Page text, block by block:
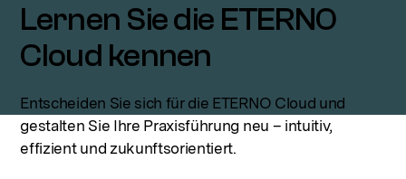
Lernen Sie die ETERNO
Cloud kennen
Entscheiden Sie sich für die ETERNO Cloud und
gestalten Sie Ihre Praxisführung neu – intuitiv,
effizient und zukunftsorientiert.